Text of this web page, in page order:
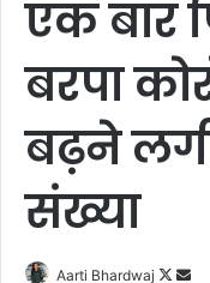
एक बार
बरपा
बढ़ने
संख्या
Aarti Bhardwaj
F